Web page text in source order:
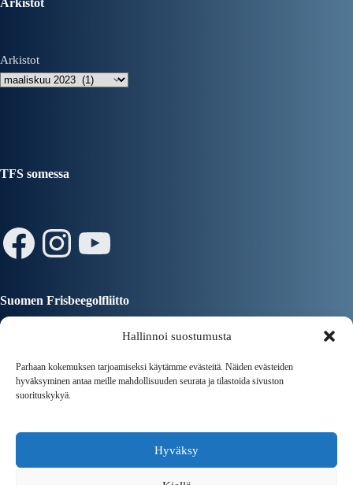
Hallinnoi suostumusta
Parhaan kokemuksen tarjoamiseksi käytämme evästeitä. Näiden evästeiden
hyväksyminen antaa meille mahdollisuuden seurata ja tilastoida sivuston
suorituskykyä.
Hyväksy
Arkistot
TFS somessa
Facebook
Instagram
YouTube
Suomen Frisbeegolfliitto
Tampereen Kaupunki